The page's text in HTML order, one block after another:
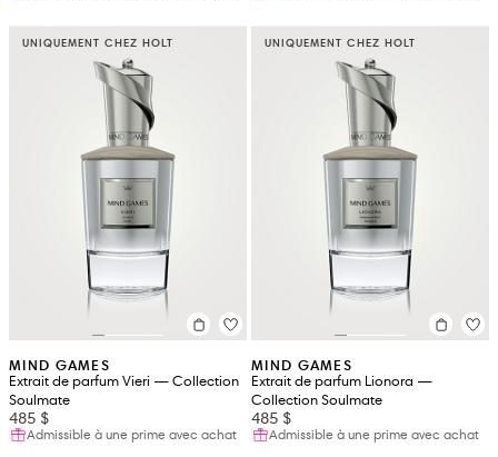
UNIQUEMENT CHEZ HOLT
MIND GAMES
Extrait de parfum Vieri — Collection
Soulmate
485 $
Admissible à une prime avec achat
UNIQUEMENT CHEZ HOLT
MIND GAMES
Extrait de parfum Lionora —
Collection Soulmate
485 $
Admissible à une prime avec achat